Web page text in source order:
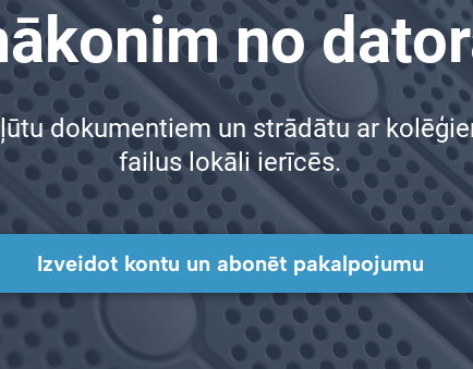
no
dokumentiem un strādātu ar
failus lokāli ierīcēs.
Izveidot kontu un abonēt pakalpojumu